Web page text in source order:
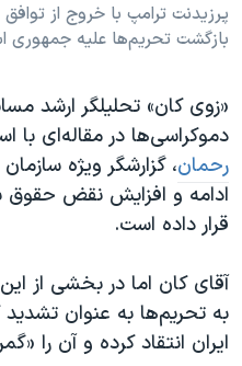
آرشیو پخش زنده
مجموعه مستندهای دادخواهی
دادگاه حمید نوری
چهل سال گروگان‌گیری
قانون شفافیت دارائی کادر
اعتراضات مردمی آبان ۹۸
اسرائیل در جنگ
نرگس محمدی برنده جایزه
همایش محافظه‌کاران آمریکا
پرزیدنت ترامپ با خروج از
بازگشت تحریم‌ها علیه جمهوری
«زوی کان» تحلیلگر ارشد
دموکراسی‌ها در مقاله‌ای با
رحمان، گزارشگر ویژه
ادامه و افزایش نقض حقوق
قرار داده است.
آقای کان اما در بخشی از
به تحریم‌ها به عنوان
ایران انتقاد کرده و آن را